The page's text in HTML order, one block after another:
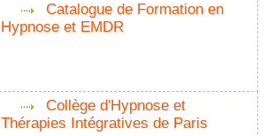
Catalogue de Formation en
Hypnose et EMDR
Collège d'Hypnose et
Thérapies Intégratives de Paris